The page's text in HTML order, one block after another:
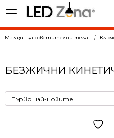
Магазин за осветителни тела
БЕЗЖИЧНИ